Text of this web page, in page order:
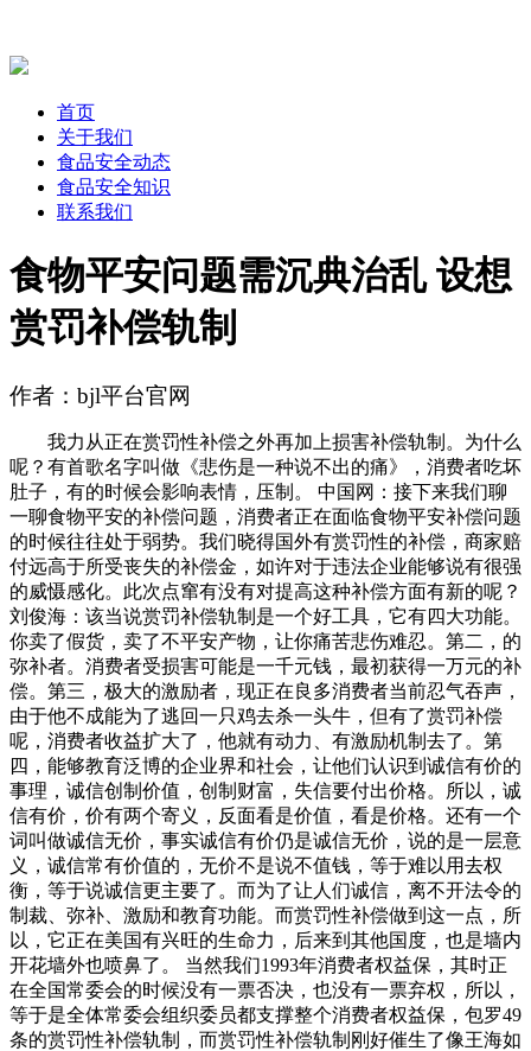
首页
关于我们
食品安全动态
食品安全知识
联系我们
食物平安问题需沉典治乱 设想
赏罚补偿轨制
作者：bjl平台官网
我力从正在赏罚性补偿之外再加上损害补偿轨制。为什么
呢？有首歌名字叫做《悲伤是一种说不出的痛》，消费者吃坏
肚子，有的时候会影响表情，压制。 中国网：接下来我们聊
一聊食物平安的补偿问题，消费者正在面临食物平安补偿问题
的时候往往处于弱势。我们晓得国外有赏罚性的补偿，商家赔
付远高于所受丧失的补偿金，如许对于违法企业能够说有很强
的威慑感化。此次点窜有没有对提高这种补偿方面有新的呢？
刘俊海：该当说赏罚补偿轨制是一个好工具，它有四大功能。
你卖了假货，卖了不平安产物，让你痛苦悲伤难忍。第二，的
弥补者。消费者受损害可能是一千元钱，最初获得一万元的补
偿。第三，极大的激励者，现正在良多消费者当前忍气吞声，
由于他不成能为了逃回一只鸡去杀一头牛，但有了赏罚补偿
呢，消费者收益扩大了，他就有动力、有激励机制去了。第
四，能够教育泛博的企业界和社会，让他们认识到诚信有价的
事理，诚信创制价值，创制财富，失信要付出价格。所以，诚
信有价，价有两个寄义，反面看是价值，看是价格。还有一个
词叫做诚信无价，事实诚信有价仍是诚信无价，说的是一层意
义，诚信常有价值的，无价不是说不值钱，等于难以用去权
衡，等于说诚信更主要了。而为了让人们诚信，离不开法令的
制裁、弥补、激励和教育功能。而赏罚性补偿做到这一点，所
以，它正在美国有兴旺的生命力，后来到其他国度，也是墙内
开花墙外也喷鼻了。 当然我们1993年消费者权益保，其时正
在全国常委会的时候没有一票否决，也没有一票弃权，所以，
等于是全体常委会组织委员都支撑整个消费者权益保，包罗49
条的赏罚性补偿轨制，而赏罚性补偿轨制刚好催生了像王海如